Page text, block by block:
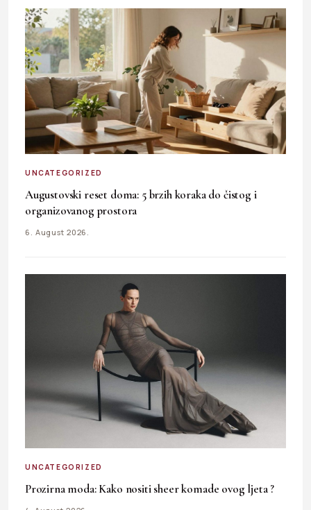
UNCATEGORIZED
Augustovski reset doma: 5 brzih koraka do čistog i
organizovanog prostora
6. August 2026.
UNCATEGORIZED
Prozirna moda: Kako nositi sheer komade ovog ljeta ?